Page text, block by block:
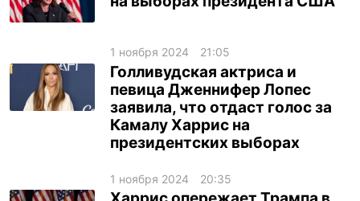
1 ноября 2024 21:05
Голливудская актриса и
певица Дженнифер Лопес
заявила, что отдаст голос за
Камалу Харрис на
президентских выборах
1 ноября 2024 20:35